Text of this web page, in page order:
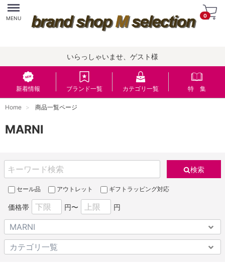
Menu
MENU 0
いらっしゃいませ、ゲスト様
新着情報 ブランド一覧 カテゴリ一覧 特 集
Home 商品一覧ページ
MARNI
検索
セール品 アウトレット ギフトラッピング対応
価格帯 円〜 円